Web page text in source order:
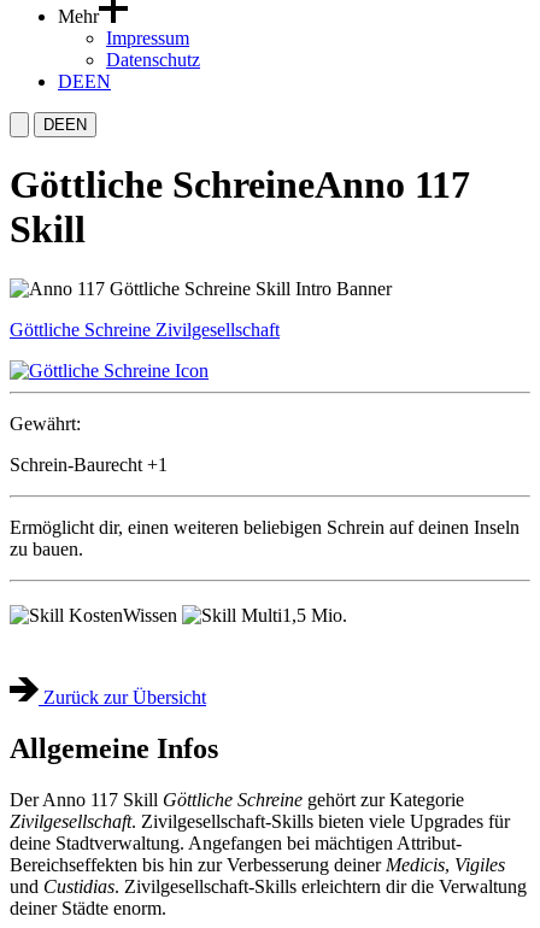
Mehr
Impressum
Datenschutz
DEEN
DEEN
Göttliche SchreineAnno 117
Skill
Göttliche Schreine Zivilgesellschaft
Gewährt:
Schrein-Baurecht +1
Ermöglicht dir, einen weiteren beliebigen Schrein auf deinen Inseln
zu bauen.
Wissen 1,5 Mio.
Zurück zur Übersicht
Allgemeine Infos
Der Anno 117 Skill Göttliche Schreine gehört zur Kategorie
Zivilgesellschaft. Zivilgesellschaft-Skills bieten viele Upgrades für
deine Stadtverwaltung. Angefangen bei mächtigen Attribut-
Bereichseffekten bis hin zur Verbesserung deiner Medicis, Vigiles
und Custidias. Zivilgesellschaft-Skills erleichtern dir die Verwaltung
deiner Städte enorm.